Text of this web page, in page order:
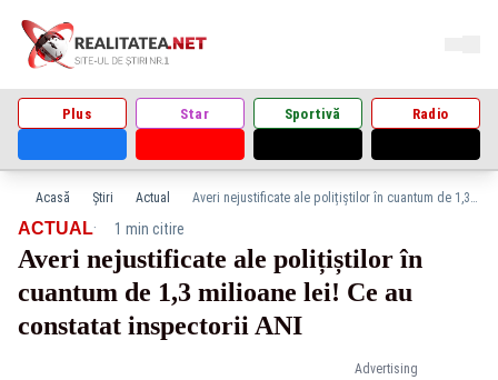
Plus Star Sportivă Radio
Acasă Știri Actual Averi nejustificate ale polițiștilor în cuantum de 1,3 milioane lei! Ce au constatat inspectorii ANI
Advertising
ACTUAL· 1 min citire
Averi nejustificate ale polițiștilor în
cuantum de 1,3 milioane lei! Ce au
constatat inspectorii ANI